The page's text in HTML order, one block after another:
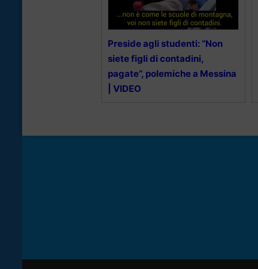
Preside agli studenti: “Non
siete figli di contadini,
pagate”, polemiche a Messina
| VIDEO